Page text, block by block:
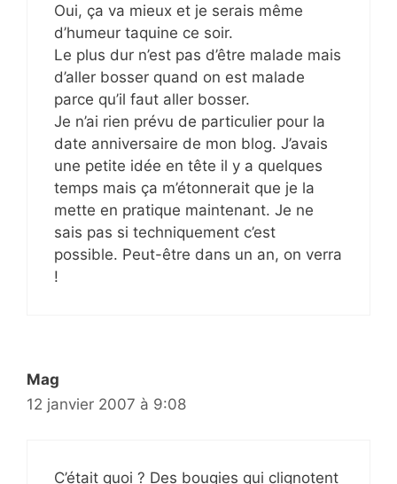
Oui, ça va mieux et je serais même
d’humeur taquine ce soir.
Le plus dur n’est pas d’être malade mais
d’aller bosser quand on est malade
parce qu’il faut aller bosser.
Je n’ai rien prévu de particulier pour la
date anniversaire de mon blog. J’avais
une petite idée en tête il y a quelques
temps mais ça m’étonnerait que je la
mette en pratique maintenant. Je ne
sais pas si techniquement c’est
possible. Peut-être dans un an, on verra
!
Mag
12 janvier 2007 à 9:08
C’était quoi ? Des bougies qui clignotent